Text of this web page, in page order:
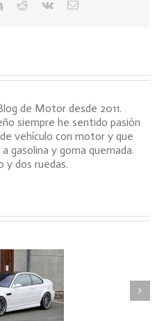
de Motor desde 2011.
siempre he sentido pasión
vehículo con motor y que
gasolina y goma quemada.
y dos ruedas.
El mejor seguro para tu
primera póliza